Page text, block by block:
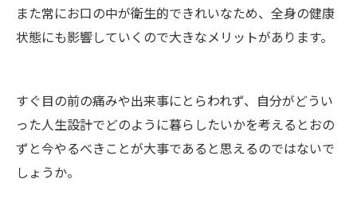
また常にお口の中が衛生的できれいなため、全身の健康
状態にも影響していくので大きなメリットがあります。
すぐ目の前の痛みや出来事にとらわれず、自分がどうい
った人生設計でどのように暮らしたいかを考えるとおの
ずと今やるべきことが大事であると思えるのではないで
しょうか。